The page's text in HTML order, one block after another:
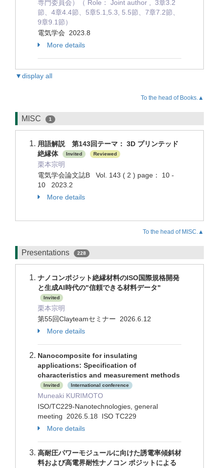
専門委員会）（ Role： Joint author , 3章3.2
節、4章4.4節、5章5.1,5.3, 5.5節、7章7.2節、
9章9.1節）
電気学会 2023.8
More details
▼display all
To the head of Books.▲
MISC 1
用語解説 第143回テーマ： 3D プリンテッド
絶縁体
Invited Reviewed
栗本宗明
電気学会論文誌B Vol. 143 ( 2 ) page： 10 -
10 2023.2
More details
To the head of MISC.▲
Presentations 228
ナノコンポジット絶縁材料のISO国際規格開発
と生成AI時代の"信頼できる材料データ"
Invited
栗本宗明
第55回Clayteamセミナー 2026.6.12
More details
Nanocomposite for insulating
applications: Specification of
characteristics and measurement methods
Invited International conference
Muneaki KURIMOTO
ISO/TC229-Nanotechnologies, general
meeting 2026.5.18 ISO TC229
More details
高耐圧パワーモジュールに向けた誘電率傾斜材
料および高電界耐性ナノコン ポジットによる